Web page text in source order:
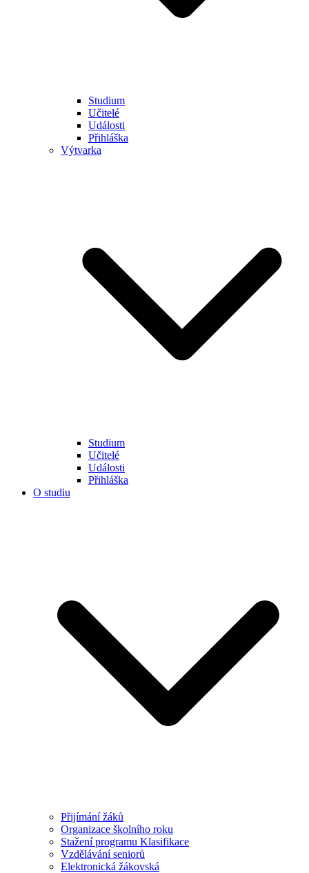
Studium
Učitelé
Události
Přihláška
Výtvarka
Studium
Učitelé
Události
Přihláška
O studiu
Přijímání žáků
Organizace školního roku
Stažení programu Klasifikace
Vzdělávání seniorů
Elektronická žákovská